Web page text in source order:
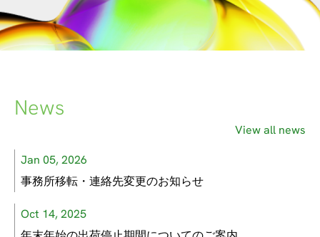
News
View all news
Jan 05, 2026
事務所移転・連絡先変更のお知らせ
Oct 14, 2025